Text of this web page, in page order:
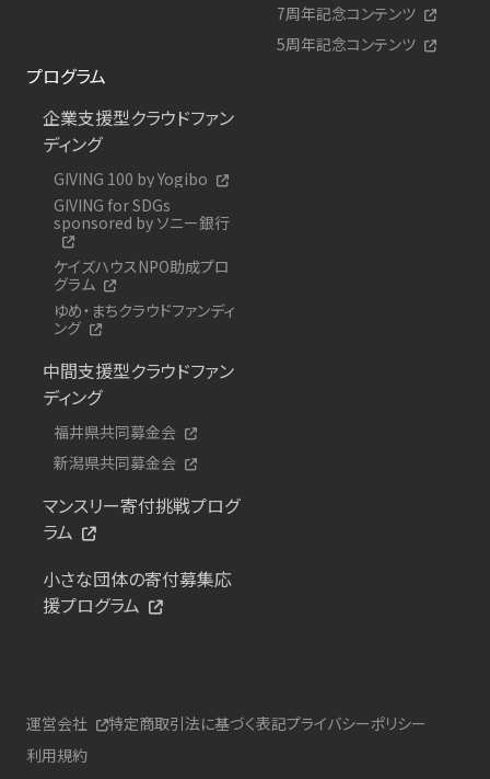
7周年記念コンテンツ
5周年記念コンテンツ
プログラム
企業支援型クラウドファン
ディング
GIVING 100 by Yogibo
GIVING for SDGs
sponsored by ソニー銀行
ケイズハウスNPO助成プロ
グラム
ゆめ・まちクラウドファンディ
ング
中間支援型クラウドファン
ディング
福井県共同募金会
新潟県共同募金会
マンスリー寄付挑戦プログ
ラム
小さな団体の寄付募集応
援プログラム
運営会社 特定商取引法に基づく表記プライバシーポリシー
利用規約